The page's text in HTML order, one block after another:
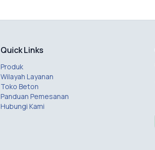
Quick Links
Produk
Wilayah Layanan
Toko Beton
Panduan Pemesanan
Hubungi Kami